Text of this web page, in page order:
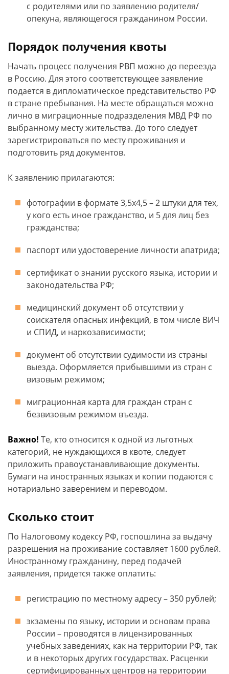
с родителями или по заявлению родителя/
опекуна, являющегося гражданином России.
Порядок получения квоты
Начать процесс получения РВП можно до переезда
в Россию. Для этого соответствующее заявление
подается в дипломатическое представительство РФ
в стране пребывания. На месте обращаться можно
лично в миграционные подразделения МВД РФ по
выбранному месту жительства. До того следует
зарегистрироваться по месту проживания и
подготовить ряд документов.
К заявлению прилагаются:
фотографии в формате 3,5х4,5 – 2 штуки для тех,
у кого есть иное гражданство, и 5 для лиц без
гражданства;
паспорт или удостоверение личности апатрида;
сертификат о знании русского языка, истории и
законодательства РФ;
медицинский документ об отсутствии у
соискателя опасных инфекций, в том числе ВИЧ
и СПИД, и наркозависимости;
документ об отсутствии судимости из страны
выезда. Оформляется прибывшими из стран с
визовым режимом;
миграционная карта для граждан стран с
безвизовым режимом въезда.
Важно! Те, кто относится к одной из льготных
категорий, не нуждающихся в квоте, следует
приложить правоустанавливающие документы.
Бумаги на иностранных языках и копии подаются с
нотариально заверением и переводом.
Сколько стоит
По Налоговому кодексу РФ, госпошлина за выдачу
разрешения на проживание составляет 1600 рублей.
Иностранному гражданину, перед подачей
заявления, придется также оплатить:
регистрацию по местному адресу – 350 рублей;
экзамены по языку, истории и основам права
России – проводятся в лицензированных
учебных заведениях, как на территории РФ, так
и в некоторых других государствах. Расценки
сертифицированных центров на территории